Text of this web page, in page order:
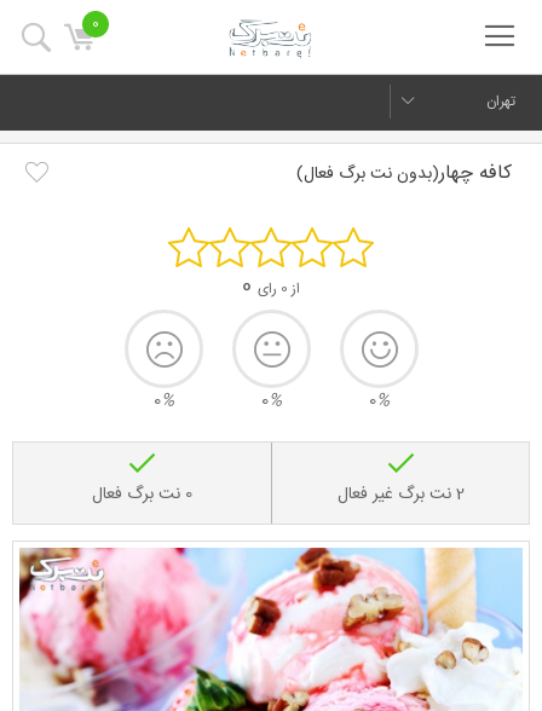
0
تهران
کافه چهار(بدون نت برگ فعال)
از 0 رای 0
0%
0%
0%
2 نت برگ غیر فعال 0 نت برگ فعال